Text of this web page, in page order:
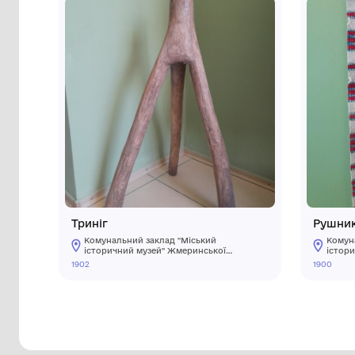
Інші предмети